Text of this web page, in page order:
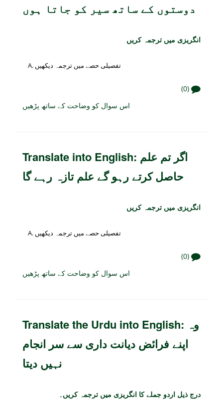
دوستوں کے ساتھ سیر کو جاتا ہوں
انگریزی میں ترجمہ کریں
تفصیلی حصے میں ترجمہ دیکھیں
(0)
اس سوال کو وضاحت کے ساتھ پڑھیں
Translate into English: اگر تم علم
حاصل کرتے رہو گے علم تازہ رہے گا
انگریزی میں ترجمہ کریں
تفصیلی حصے میں ترجمہ دیکھیں
(0)
اس سوال کو وضاحت کے ساتھ پڑھیں
Translate the Urdu into English: وہ
اپنے فرائض دیانت داری سے سر انجام
نہیں دیتا
درج ذیل اردو جملے کا انگریزی میں ترجمہ کریں۔